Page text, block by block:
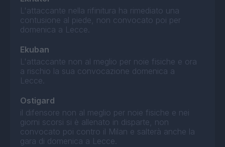
L'attaccante nella rifinitura ha rimediato una
contusione al piede, non convocato poi per
domenica a Lecce.
Ekuban
L'attaccante non al meglio per noie fisiche e ora
a rischio la sua convocazione domenica a
Lecce.
Ostigard
il difensore non al meglio per noie fisiche e nei
giorni scorsi si è allenato in disparte, non
convocato poi contro il Milan e salterà anche la
gara di domenica a Lecce.